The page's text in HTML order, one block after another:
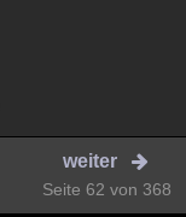
weiter
Seite 62 von 368